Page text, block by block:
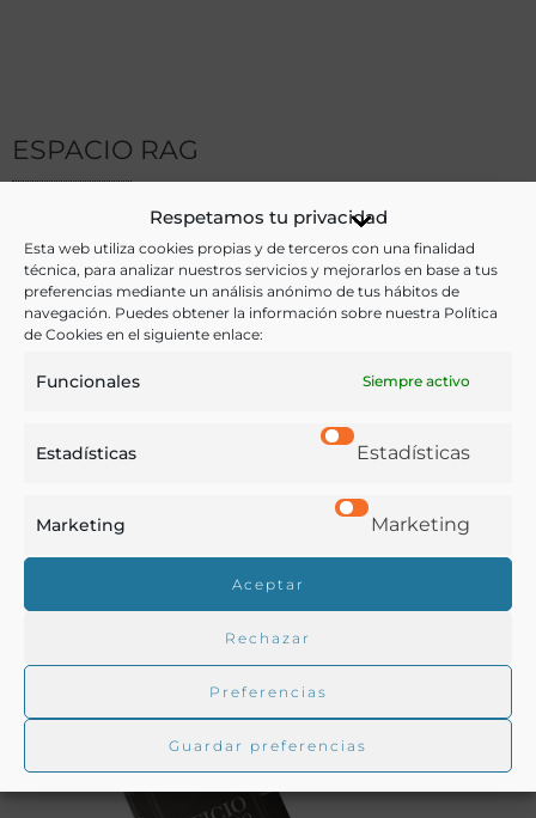
Respetamos tu privacidad
Esta web utiliza cookies propias y de terceros con una finalidad
técnica, para analizar nuestros servicios y mejorarlos en base a tus
preferencias mediante un análisis anónimo de tus hábitos de
navegación. Puedes obtener la información sobre nuestra Política
de Cookies en el siguiente enlace:
Funcionales Siempre activo
Estadísticas Estadísticas
Marketing Marketing
Aceptar
Rechazar
Preferencias
Guardar preferencias
ESPACIO RAG